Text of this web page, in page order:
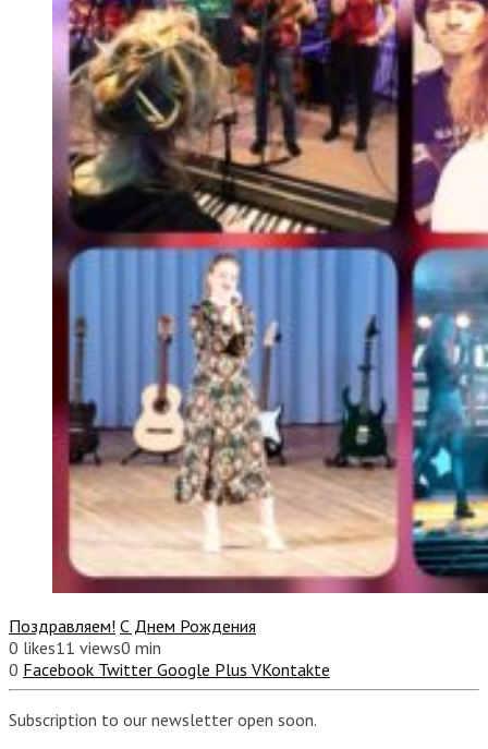
Поздравляем! С Днем Рождения
0 likes11 views0 min
0 Facebook Twitter Google Plus VKontakte
Subscription to our newsletter open soon.